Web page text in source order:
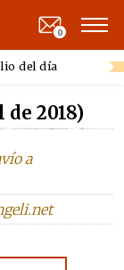
del día
0
2018)
a